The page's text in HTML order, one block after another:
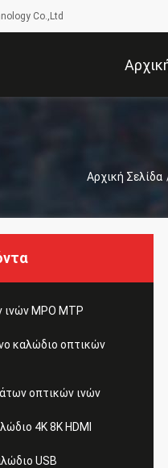
Co.,Ltd
Αρχική Σελίδα
MPO MTP
καλώδιο οπτικών
οπτικών ινών
4K 8K HDMI
USB